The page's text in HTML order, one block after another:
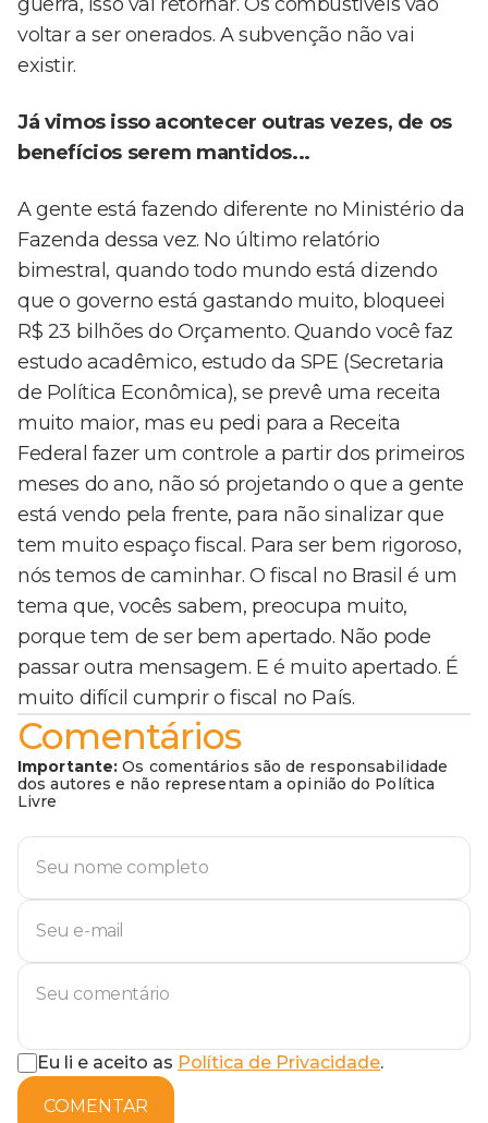
guerra, isso vai retornar. Os combustíveis vão
voltar a ser onerados. A subvenção não vai
existir.
Já vimos isso acontecer outras vezes, de os
benefícios serem mantidos...
A gente está fazendo diferente no Ministério da
Fazenda dessa vez. No último relatório
bimestral, quando todo mundo está dizendo
que o governo está gastando muito, bloqueei
R$ 23 bilhões do Orçamento. Quando você faz
estudo acadêmico, estudo da SPE (Secretaria
de Política Econômica), se prevê uma receita
muito maior, mas eu pedi para a Receita
Federal fazer um controle a partir dos primeiros
meses do ano, não só projetando o que a gente
está vendo pela frente, para não sinalizar que
tem muito espaço fiscal. Para ser bem rigoroso,
nós temos de caminhar. O fiscal no Brasil é um
tema que, vocês sabem, preocupa muito,
porque tem de ser bem apertado. Não pode
passar outra mensagem. E é muito apertado. É
muito difícil cumprir o fiscal no País.
Comentários
Importante: Os comentários são de responsabilidade
dos autores e não representam a opinião do Política
Livre
Eu li e aceito as Política de Privacidade.
COMENTAR